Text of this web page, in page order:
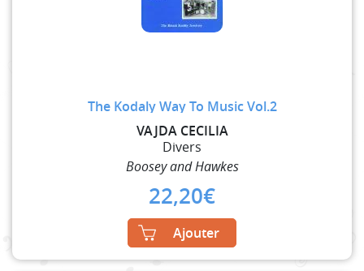
The Kodaly Way To Music Vol.2
VAJDA CECILIA
Divers
Boosey and Hawkes
22,20€
Ajouter